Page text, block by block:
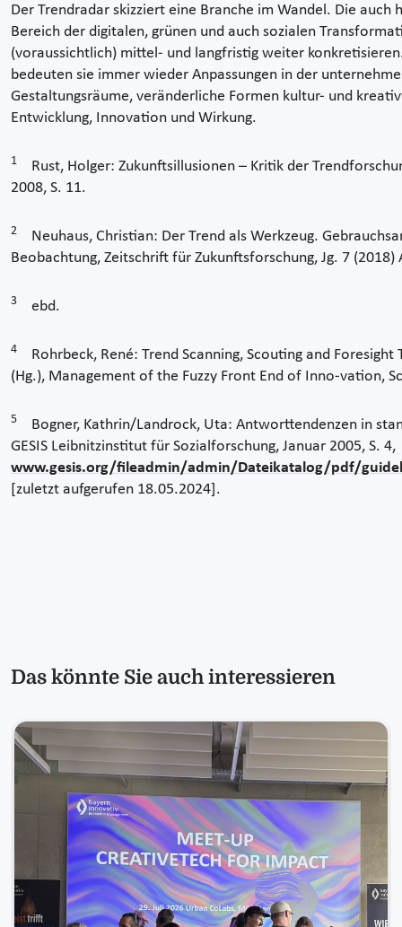
Der Trendradar skizziert eine Branche im Wandel. Die
Bereich der digitalen, grünen und auch sozialen
(voraussichtlich) mittel- und langfristig weiter
bedeuten sie immer wieder Anpassungen in der
Gestaltungsräume, veränderliche Formen kultur- und
Entwicklung, Innovation und Wirkung.
1
Rust, Holger: Zukunftsillusionen – Kritik der
2008, S. 11.
2
Neuhaus, Christian: Der Trend als Werkzeug.
Beobachtung, Zeitschrift für Zukunftsforschung, Jg. 7 (2018)
3 ebd.
4
Rohrbeck, René: Trend Scanning, Scouting and
(Hg.), Management of the Fuzzy Front End of Inno-vation,
5
Bogner, Kathrin/Landrock, Uta: Antworttendenzen in
GESIS Leibnitzinstitut für Sozialforschung, Januar 2005, S. 4,
www.gesis.org/fileadmin/admin/Dateikatalog/pdf/
[zuletzt aufgerufen 18.05.2024].
Das könnte Sie auch interessieren